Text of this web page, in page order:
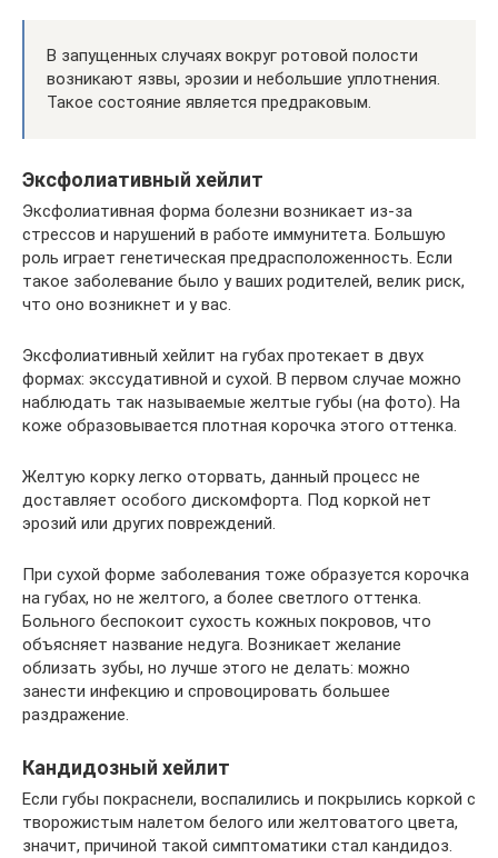
В запущенных случаях вокруг ротовой полости
возникают язвы, эрозии и небольшие уплотнения.
Такое состояние является предраковым.
Эксфолиативный хейлит
Эксфолиативная форма болезни возникает из-за
стрессов и нарушений в работе иммунитета. Большую
роль играет генетическая предрасположенность. Если
такое заболевание было у ваших родителей, велик риск,
что оно возникнет и у вас.
Эксфолиативный хейлит на губах протекает в двух
формах: экссудативной и сухой. В первом случае можно
наблюдать так называемые желтые губы (на фото). На
коже образовывается плотная корочка этого оттенка.
Желтую корку легко оторвать, данный процесс не
доставляет особого дискомфорта. Под коркой нет
эрозий или других повреждений.
При сухой форме заболевания тоже образуется корочка
на губах, но не желтого, а более светлого оттенка.
Больного беспокоит сухость кожных покровов, что
объясняет название недуга. Возникает желание
облизать зубы, но лучше этого не делать: можно
занести инфекцию и спровоцировать большее
раздражение.
Кандидозный хейлит
Если губы покраснели, воспалились и покрылись коркой с
творожистым налетом белого или желтоватого цвета,
значит, причиной такой симптоматики стал кандидоз.